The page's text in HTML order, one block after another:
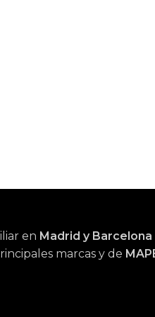
en Madrid y Barcelona
marcas y de